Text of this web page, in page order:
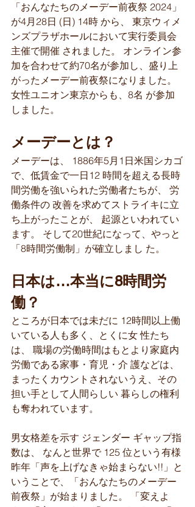
「おんなたちのメーデー前夜祭 2024」
が4月28日 (日) 14時 から、 東京ウィメ
ンズプラザホールにおいて実行委員会
主催で開催 されました。 オンライン参
加を合わせて約70名が参加し、盛り上
がったメーデー前夜祭になりました。
女性ユニオン東京からも、8名 が参加
しました。
メーデーとは？
メーデーは、 1886年5月1日米国シカゴ
で、低賃金で一日12 時間を超える長時
間労働を強いられた労働者たちが、 労
働条件の 改善を求めてストライキに立
ち上がったことが、 起源といわれてい
ます。 そして20世紀になって、やっと
「8時間労働制」が確立しまし た。
日本は…本当に8時間労
働？
ところが日本では未だに 12時間以上働
いている人も多く、とくに女 性たち
は、 職場の労働時間はもとより家庭内
労働である家事・育児・介 護などは、
まったくカウントされないうえ、その
担い手として人間らしい 暮らしの権利
も奪われています。
男女格差を示す ジェンダー ギャップ指
数は、 なんと世界で 125 位という有様
昨年「声を上げなきゃ始まらない!!」と
いうことで、「おんなたちのメーデー
前夜祭」が始まりました。 「変えよ